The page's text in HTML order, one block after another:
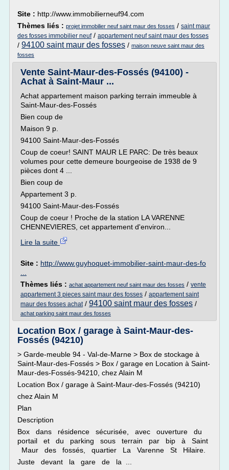
Site : http://www.immobilierneuf94.com
Thèmes liés : projet immobilier neuf saint maur des fosses / saint maur
des fosses immobilier neuf/ appartement neuf saint maur des fosses
/ 94100 saint maur des fosses / maison neuve saint maur des
fosses
Vente Saint-Maur-des-Fossés (94100) -
Achat à Saint-Maur ...
Achat appartement maison parking terrain immeuble à
Saint-Maur-des-Fossés
Bien coup de
Maison 9 p.
94100 Saint-Maur-des-Fossés
Coup de coeur! SAINT MAUR LE PARC: De très beaux
volumes pour cette demeure bourgeoise de 1938 de 9
pièces dont 4 ...
Bien coup de
Appartement 3 p.
94100 Saint-Maur-des-Fossés
Coup de coeur ! Proche de la station LA VARENNE
CHENNEVIERES, cet appartement d'environ...
Lire la suite
Site : http://www.guyhoquet-immobilier-saint-maur-des-fo
Thèmes liés : achat appartement neuf saint maur des fosses / vente
appartement 3 pieces saint maur des fosses / appartement saint
maur des fosses achat/ 94100 saint maur des fosses /
achat parking saint maur des fosses
Location Box / garage à Saint-Maur-des-
Fossés (94210)
> Garde-meuble 94 - Val-de-Marne > Box de stockage à
Saint-Maur-des-Fossés > Box / garage en Location à Saint-
Maur-des-Fossés-94210, chez Alain M
Location Box / garage à Saint-Maur-des-Fossés (94210)
chez Alain M
Plan
Description
Box dans résidence sécurisée, avec ouverture du
portail et du parking sous terrain par bip à Saint
Maur des fossés, quartier La Varenne St Hilaire.
Juste devant la gare de la ...